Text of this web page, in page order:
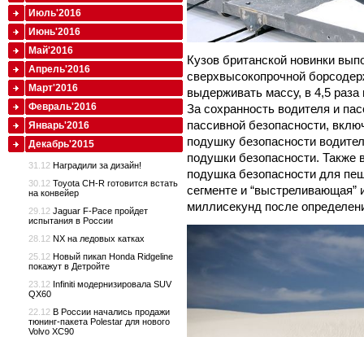
Кузов британской новинки
сверхвысокопрочной
выдерживать массу, в 4,5
За сохранность водителя и
пассивной безопасности,
подушку безопасности
подушки безопасности. Также
подушка безопасности для
сегменте и “выстреливающая”
миллисекунд после
Июль'2016
Июнь'2016
Май'2016
Апрель'2016
Март'2016
Февраль'2016
Январь'2016
Декабрь'2015
31.12 Наградили за дизайн!
30.12 Toyota CH-R готовится встать
на конвейер
29.12 Jaguar F-Pace пройдет
испытания в России
28.12 NX на ледовых катках
25.12 Новый пикап Honda Ridgeline
покажут в Детройте
23.12 Infiniti модернизировала SUV
QX60
22.12 В России начались продажи
тюнинг-пакета Polestar для нового
Volvo XC90